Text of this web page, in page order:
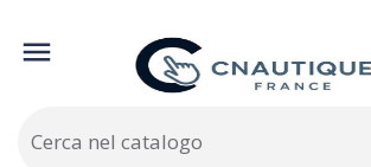
